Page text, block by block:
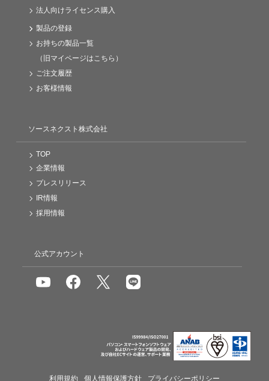
法人向けライセンス購入
製品の登録
お持ちの製品一覧
（旧マイページはこちら）
ご注文履歴
お客様情報
ソースネクスト株式会社
TOP
企業情報
プレスリリース
IR情報
採用情報
公式アカウント
利用規約 個人情報保護方針 プライバシーポリシー